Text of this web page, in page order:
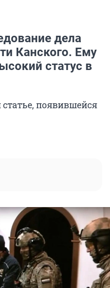
дела
Канского. Ему
статус в
появившейся